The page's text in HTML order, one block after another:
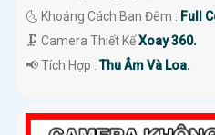
🌜 Khoảng Cách Ban Đêm : Full
🗜️ Camera Thiết KếXoay 360.
️📢 Tích Hợp :Thu Âm Và Loa.